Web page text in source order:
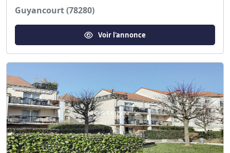
Guyancourt (78280)
Voir l'annonce